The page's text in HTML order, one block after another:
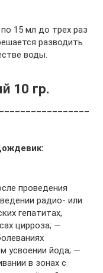
15 мл до трех раз
разводить
воды.
10 гр.
проведения
радио- или
гепатитах,
цирроза; —
усвоении йода; —
в зонах с